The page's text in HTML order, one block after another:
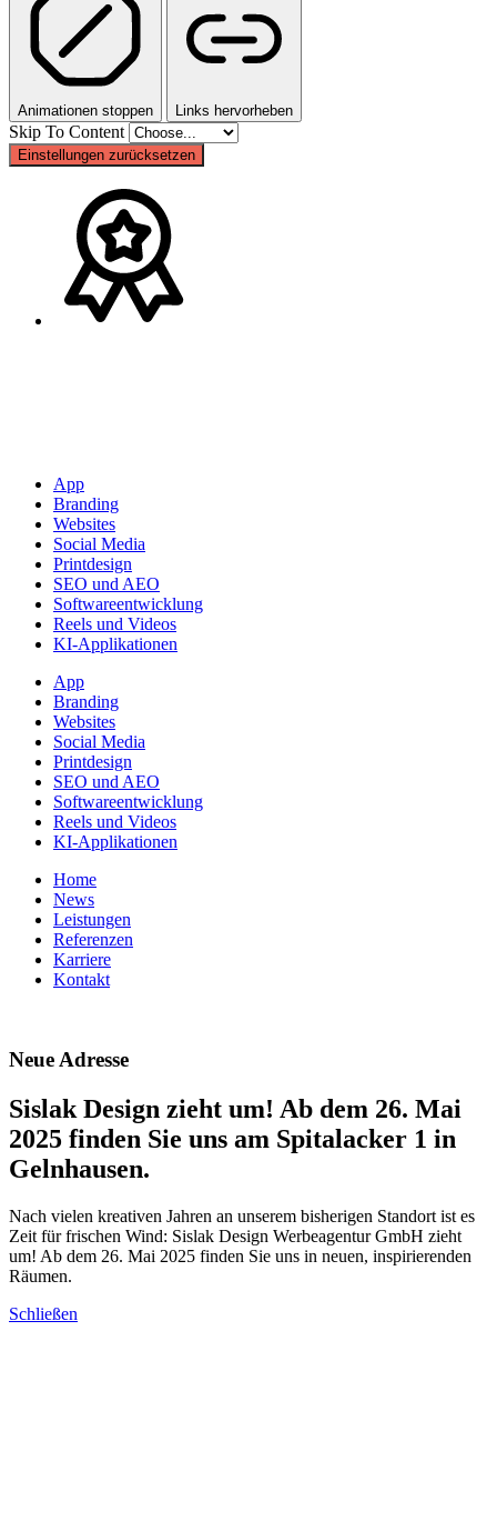
Animationen stoppen Links hervorheben
Skip To Content
Einstellungen zurücksetzen
App
Branding
Websites
Social Media
Printdesign
SEO und AEO
Softwareentwicklung
Reels und Videos
KI-Applikationen
App
Branding
Websites
Social Media
Printdesign
SEO und AEO
Softwareentwicklung
Reels und Videos
KI-Applikationen
Home
News
Leistungen
Referenzen
Karriere
Kontakt
Neue Adresse
Sislak Design zieht um! Ab dem 26. Mai
2025 finden Sie uns am Spitalacker 1 in
Gelnhausen.
Nach vielen kreativen Jahren an unserem bisherigen Standort ist es
Zeit für frischen Wind: Sislak Design Werbeagentur GmbH zieht
um! Ab dem 26. Mai 2025 finden Sie uns in neuen, inspirierenden
Räumen.
Schließen